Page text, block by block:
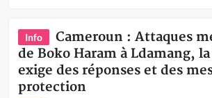
Info
Cameroun : Attaques
de Boko Haram à Ldamang, la
exige des réponses et des
protection